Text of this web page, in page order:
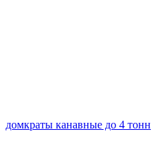
домкраты канавные до 4 тонн